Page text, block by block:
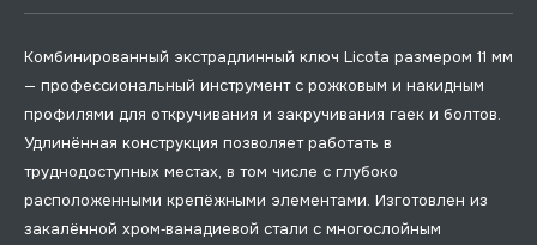
Комбинированный экстрадлинный ключ Licota размером 11 мм
— профессиональный инструмент с рожковым и накидным
профилями для откручивания и закручивания гаек и болтов.
Удлинённая конструкция позволяет работать в
труднодоступных местах, в том числе с глубоко
расположенными крепёжными элементами. Изготовлен из
закалённой хром‑ванадиевой стали с многослойным